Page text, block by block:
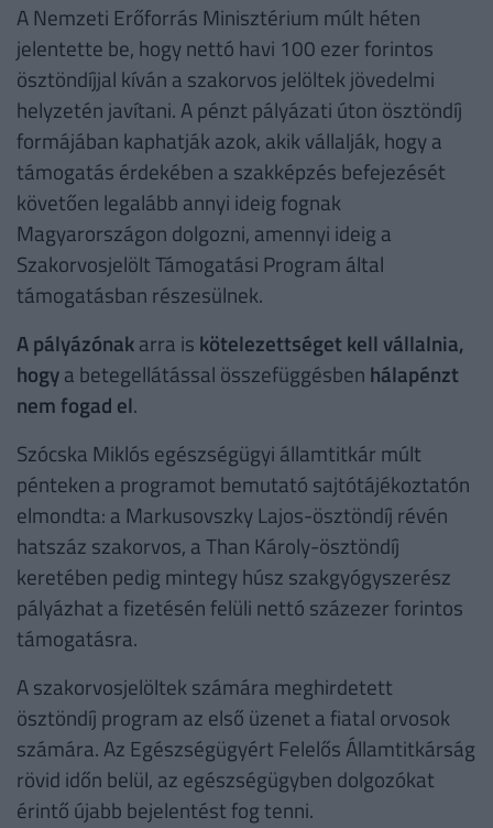
A Nemzeti Erőforrás Minisztérium múlt héten
jelentette be, hogy nettó havi 100 ezer forintos
ösztöndíjjal kíván a szakorvos jelöltek jövedelmi
helyzetén javítani. A pénzt pályázati úton ösztöndíj
formájában kaphatják azok, akik vállalják, hogy a
támogatás érdekében a szakképzés befejezését
követően legalább annyi ideig fognak
Magyarországon dolgozni, amennyi ideig a
Szakorvosjelölt Támogatási Program által
támogatásban részesülnek.
A pályázónakarra is kötelezettséget kell vállalnia,
hogya betegellátással összefüggésben hálapénzt
nem fogad el.
Szócska Miklós egészségügyi államtitkár múlt
pénteken a programot bemutató sajtótájékoztatón
elmondta: a Markusovszky Lajos-ösztöndíj révén
hatszáz szakorvos, a Than Károly-ösztöndíj
keretében pedig mintegy húsz szakgyógyszerész
pályázhat a fizetésén felüli nettó százezer forintos
támogatásra.
A szakorvosjelöltek számára meghirdetett
ösztöndíj program az első üzenet a fiatal orvosok
számára. Az Egészségügyért Felelős Államtitkárság
rövid időn belül, az egészségügyben dolgozókat
érintő újabb bejelentést fog tenni.